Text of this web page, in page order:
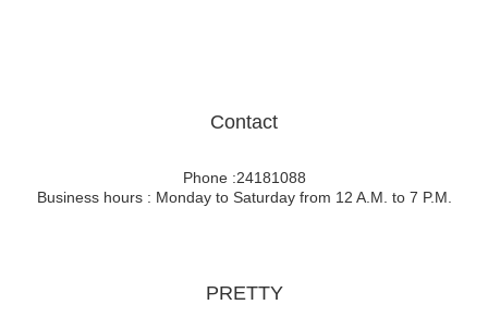
Contact
Phone :24181088
Business hours : Monday to Saturday from 12 A.M. to 7 P.M.
PRETTY